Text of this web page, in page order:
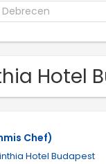
Hotel
Chef)
Hotel Budapest